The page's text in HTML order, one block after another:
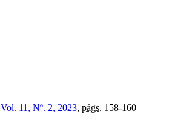
Vol. 11, Nº. 2, 2023, págs. 158-160